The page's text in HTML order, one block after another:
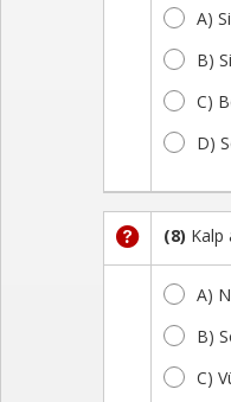
A)
B)
C)
D)
(8) Kalp
A)
B)
C)